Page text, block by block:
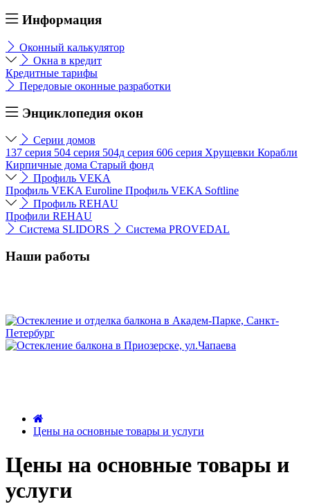
Информация
Оконный калькулятор
Окна в кредит
Кредитные тарифы
Передовые оконные разработки
Энциклопедия окон
Серии домов
137 серия 504 серия 504д серия 606 серия Хрущевки Корабли
Кирпичные дома Старый фонд
Профиль VEKA
Профиль VEKA Euroline Профиль VEKA Softline
Профиль REHAU
Профили REHAU
Система SLIDORS
Система PROVEDAL
Наши работы
Цены на основные товары и услуги
Цены на основные товары и
услуги